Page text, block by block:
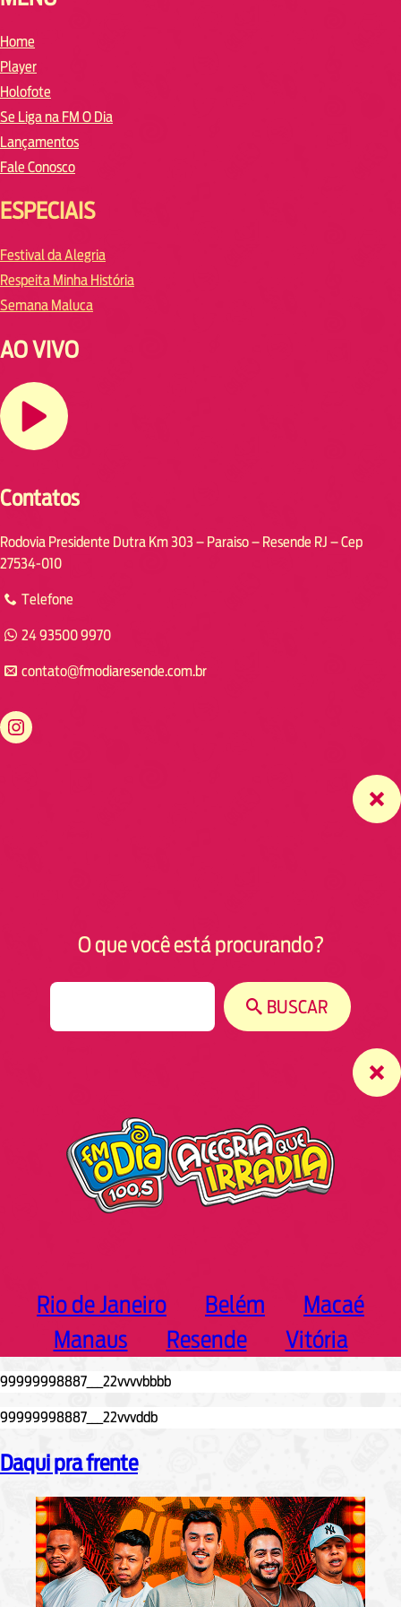
Home
Player
Holofote
Se Liga na FM O Dia
Lançamentos
Fale Conosco
ESPECIAIS
Festival da Alegria
Respeita Minha História
Semana Maluca
AO VIVO
Contatos
Rodovia Presidente Dutra Km 303 – Paraiso – Resende RJ – Cep
27534-010
Telefone
24 93500 9970
contato@fmodiaresende.com.br
https://www.instagram.com/fmodiaresende
O que você está procurando?
BUSCAR
Rio de Janeiro Belém
Macaé
Manaus
Resende Vitória
Daqui pra frente